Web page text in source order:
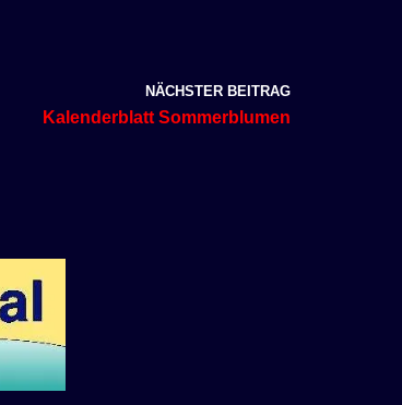
NÄCHSTER BEITRAG
Kalenderblatt Sommerblumen